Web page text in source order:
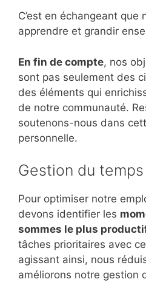
C’est en échangeant que
apprendre et grandir
En fin de compte, nos
sont pas seulement des
des éléments qui
de notre communauté.
soutenons-nous dans
personnelle.
Gestion du temps
Pour optimiser notre
devons identifier les
sommes le plus
tâches prioritaires avec
agissant ainsi, nous
améliorons notre gestion